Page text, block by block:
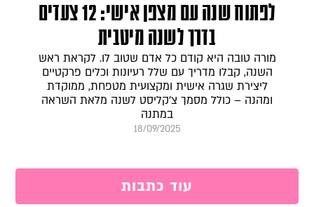
לפתוח שנה עם מצפן אישי: 12 צעדים
בדרך לשנה מיטבית
מורה טובה היא קודם כל אדם שטוב לו. לקראת ראש
השנה, קבלו מדריך עם שלל רעיונות וכלים פרקטיים
ליצירת שגרה אישית ומקצועית מטפחת, ממוקדת
ומהנה – כולל מסמך צ'קליסט לשנה מלאת השראה
במתנה
18/09/2025
עוד כתבות